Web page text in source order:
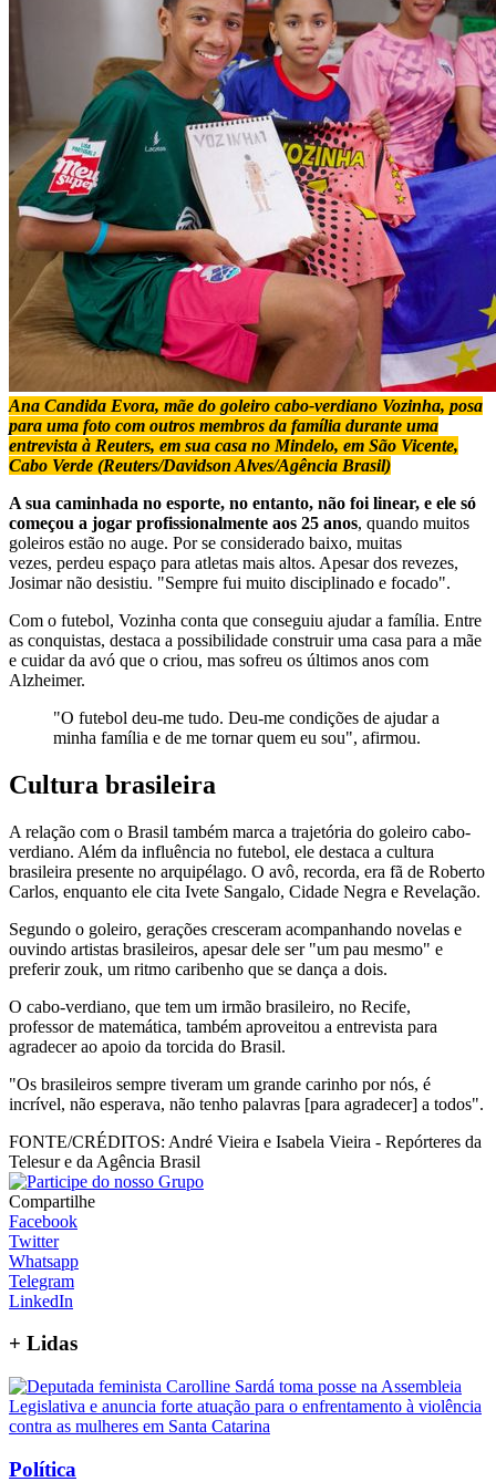
Ana Candida Evora, mãe do goleiro cabo-verdiano Vozinha, posa
para uma foto com outros membros da família durante uma
entrevista à Reuters, em sua casa no Mindelo, em São Vicente,
Cabo Verde (Reuters/Davidson Alves/Agência Brasil)
A sua caminhada no esporte, no entanto, não foi linear, e ele só
começou a jogar profissionalmente aos 25 anos, quando muitos
goleiros estão no auge. Por se considerado baixo, muitas
vezes, perdeu espaço para atletas mais altos. Apesar dos revezes,
Josimar não desistiu. "Sempre fui muito disciplinado e focado".
Com o futebol, Vozinha conta que conseguiu ajudar a família. Entre
as conquistas, destaca a possibilidade construir uma casa para a mãe
e cuidar da avó que o criou, mas sofreu os últimos anos com
Alzheimer.
"O futebol deu-me tudo. Deu-me condições de ajudar a
minha família e de me tornar quem eu sou", afirmou.
Cultura brasileira
A relação com o Brasil também marca a trajetória do goleiro cabo-
verdiano. Além da influência no futebol, ele destaca a cultura
brasileira presente no arquipélago. O avô, recorda, era fã de Roberto
Carlos, enquanto ele cita Ivete Sangalo, Cidade Negra e Revelação.
Segundo o goleiro, gerações cresceram acompanhando novelas e
ouvindo artistas brasileiros, apesar dele ser "um pau mesmo" e
preferir zouk, um ritmo caribenho que se dança a dois.
O cabo-verdiano, que tem um irmão brasileiro, no Recife,
professor de matemática, também aproveitou a entrevista para
agradecer ao apoio da torcida do Brasil.
"Os brasileiros sempre tiveram um grande carinho por nós, é
incrível, não esperava, não tenho palavras [para agradecer] a todos".
FONTE/CRÉDITOS: André Vieira e Isabela Vieira - Repórteres da
Telesur e da Agência Brasil
Compartilhe
Facebook
Twitter
Whatsapp
Telegram
LinkedIn
+ Lidas
Política